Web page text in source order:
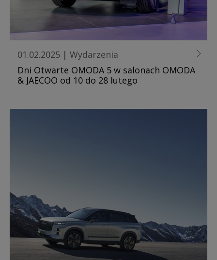
01.02.2025 | Wydarzenia
Dni Otwarte OMODA 5 w salonach OMODA
& JAECOO od 10 do 28 lutego